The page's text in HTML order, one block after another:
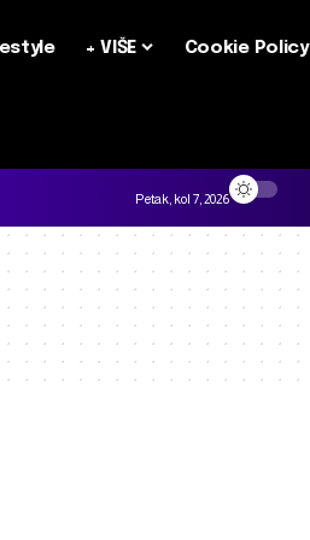
+ VIŠE Cookie Policy
Petak, kol 7, 2026